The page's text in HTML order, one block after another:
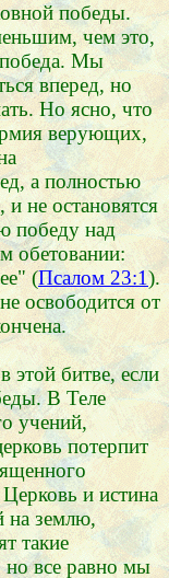
победы.
чем это,
победа. Мы
вперед, но
Но ясно, что
верующих,
а полностью
и не остановятся
победу над
обетовании:
(Псалом 23:1).
освободится от
этой битве, если
В Теле
учений,
потерпит
и истина
на землю,
такие
но все равно мы